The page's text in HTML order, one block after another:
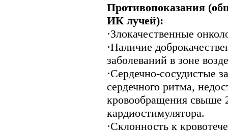
Противопоказания
ИК лучей):
·Злокачественные
·Наличие
заболеваний в зоне
·Сердечно-сосудистые
сердечного ритма,
кровообращения свыше
кардиостимулятора.
·Склонность к